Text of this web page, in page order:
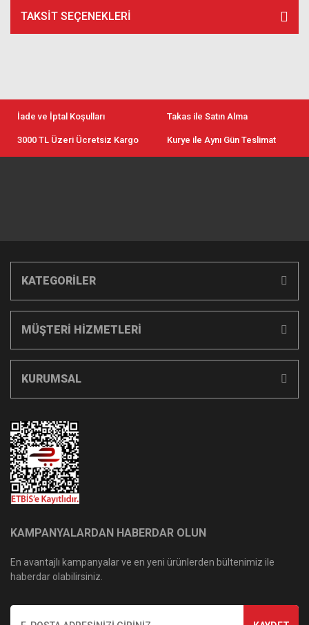
TAKSIT SEÇENEKLERI
İade ve İptal Koşulları Takas ile Satın Alma
3000 TL Üzeri Ücretsiz Kargo Kurye ile Aynı Gün Teslimat
KATEGORİLER
MÜŞTERİ HİZMETLERİ
KURUMSAL
KAMPANYALARDAN HABERDAR OLUN
En avantajlı kampanyalar ve en yeni ürünlerden bültenimiz ile
haberdar olabilirsiniz.